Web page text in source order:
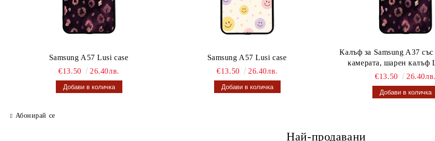
Samsung A57 Lusi case
€13.50
26.40лв.
Samsung A57 Lusi case
€13.50
26.40лв.
Калъф за Samsung A37
камерата, шарен калъф
€13.50
26.40лв.
Абонирай се
Най-продавани